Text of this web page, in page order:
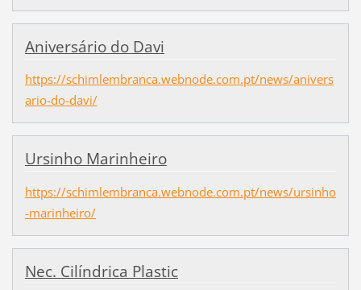
Aniversário do Davi
https://schimlembranca.webnode.com.pt/news/anivers
ario-do-davi/
Ursinho Marinheiro
https://schimlembranca.webnode.com.pt/news/ursinho
-marinheiro/
Nec. Cilíndrica Plastic